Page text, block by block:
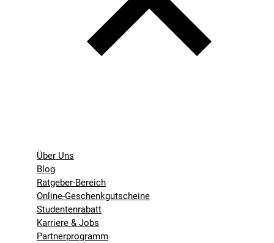
Über Uns
Blog
Ratgeber-Bereich
Online-Geschenkgutscheine
Studentenrabatt
Karriere & Jobs
Partnerprogramm